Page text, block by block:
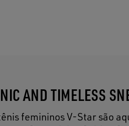
AND TIMELESS
femininos V-Star são